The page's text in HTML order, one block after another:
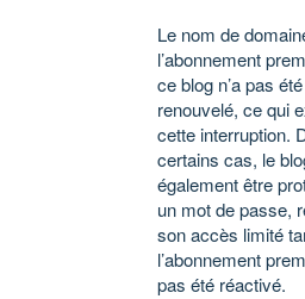
Le nom de
l’abonnement
ce blog n’a pas été
renouvelé, ce qui
cette interruption.
certains cas, le
également être
un mot de passe,
son accès limité
l’abonnement
pas été réactivé.